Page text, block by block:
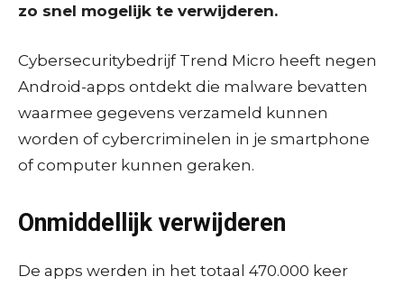
zo snel mogelijk te verwijderen.
Cybersecuritybedrijf Trend Micro heeft negen
Android-apps ontdekt die malware bevatten
waarmee gegevens verzameld kunnen
worden of cybercriminelen in je smartphone
of computer kunnen geraken.
Onmiddellijk verwijderen
De apps werden in het totaal 470.000 keer